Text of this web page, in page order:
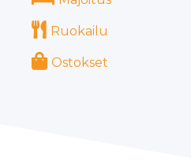
Ruokailu
Ostokset